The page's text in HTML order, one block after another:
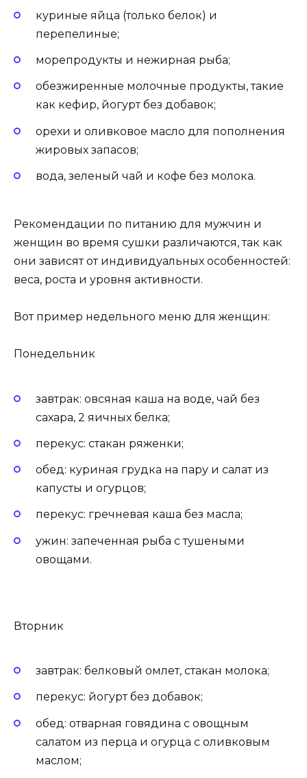
куриные яйца (только белок) и
перепелиные;
морепродукты и нежирная рыба;
обезжиренные молочные продукты, такие
как кефир, йогурт без добавок;
орехи и оливковое масло для пополнения
жировых запасов;
вода, зеленый чай и кофе без молока.
Рекомендации по питанию для мужчин и
женщин во время сушки различаются, так как
они зависят от индивидуальных особенностей:
веса, роста и уровня активности.
Вот пример недельного меню для женщин:
Понедельник
завтрак: овсяная каша на воде, чай без
сахара, 2 яичных белка;
перекус: стакан ряженки;
обед: куриная грудка на пару и салат из
капусты и огурцов;
перекус: гречневая каша без масла;
ужин: запеченная рыба с тушеными
овощами.
Вторник
завтрак: белковый омлет, стакан молока;
перекус: йогурт без добавок;
обед: отварная говядина с овощным
салатом из перца и огурца с оливковым
маслом;